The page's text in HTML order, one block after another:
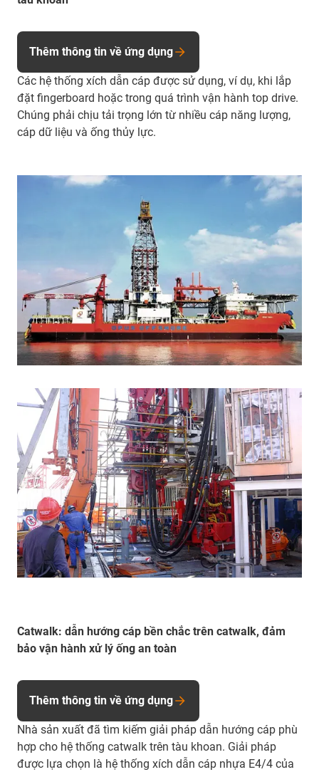
Các hệ thống xích dẫn cáp được sử dụng, ví dụ, khi lắp
đặt fingerboard hoặc trong quá trình vận hành top drive.
Chúng phải chịu tải trọng lớn từ nhiều cáp năng lượng,
cáp dữ liệu và ống thủy lực.
Thêm thông tin về ứng dụng
Catwalk: dẫn hướng cáp bền chắc trên catwalk, đảm
bảo vận hành xử lý ống an toàn
Nhà sản xuất đã tìm kiếm giải pháp dẫn hướng cáp phù
hợp cho hệ thống catwalk trên tàu khoan. Giải pháp
được lựa chọn là hệ thống xích dẫn cáp nhựa E4/4 của
Thêm thông tin về ứng dụng